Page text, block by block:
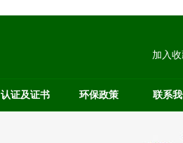
加入
认证及证书 环保政策 联系我